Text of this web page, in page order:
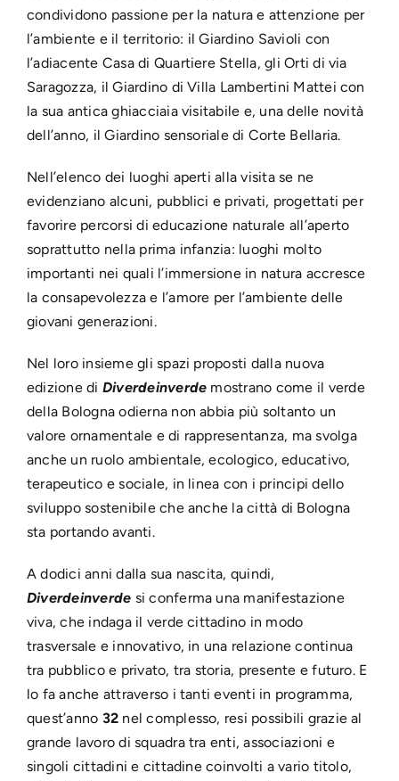
condividono passione per la natura e attenzione per
l’ambiente e il territorio: il Giardino Savioli con
l’adiacente Casa di Quartiere Stella, gli Orti di via
Saragozza, il Giardino di Villa Lambertini Mattei con
la sua antica ghiacciaia visitabile e, una delle novità
dell’anno, il Giardino sensoriale di Corte Bellaria.
Nell’elenco dei luoghi aperti alla visita se ne
evidenziano alcuni, pubblici e privati, progettati per
favorire percorsi di educazione naturale all’aperto
soprattutto nella prima infanzia: luoghi molto
importanti nei quali l’immersione in natura accresce
la consapevolezza e l’amore per l’ambiente delle
giovani generazioni.
Nel loro insieme gli spazi proposti dalla nuova
edizione di Diverdeinverde mostrano come il verde
della Bologna odierna non abbia più soltanto un
valore ornamentale e di rappresentanza, ma svolga
anche un ruolo ambientale, ecologico, educativo,
terapeutico e sociale, in linea con i principi dello
sviluppo sostenibile che anche la città di Bologna
sta portando avanti.
A dodici anni dalla sua nascita, quindi,
Diverdeinverde si conferma una manifestazione
viva, che indaga il verde cittadino in modo
trasversale e innovativo, in una relazione continua
tra pubblico e privato, tra storia, presente e futuro. E
lo fa anche attraverso i tanti eventi in programma,
quest’anno 32 nel complesso, resi possibili grazie al
grande lavoro di squadra tra enti, associazioni e
singoli cittadini e cittadine coinvolti a vario titolo,